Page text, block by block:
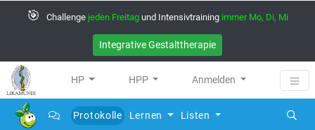
🎯 Challenge jeden Freitag und Intensivtraining immer Mo, Di, Mi
Integrative Gestalttherapie
HP HPP Anmelden
Protokolle
Lernen Listen